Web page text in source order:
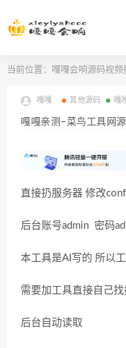
当前位置： 嘎嘎会响源码视
嘎嘎 其他源码 嘎
嘎嘎亲测–菜鸟工具网
直接扔服务器 修改
后台账号admin 密码
本工具是AI写的 所以
需要加工具直接自己
后台自动读取